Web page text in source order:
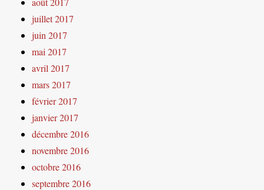
juillet 2017
juin 2017
mai 2017
avril 2017
mars 2017
février 2017
janvier 2017
décembre 2016
novembre 2016
octobre 2016
septembre 2016